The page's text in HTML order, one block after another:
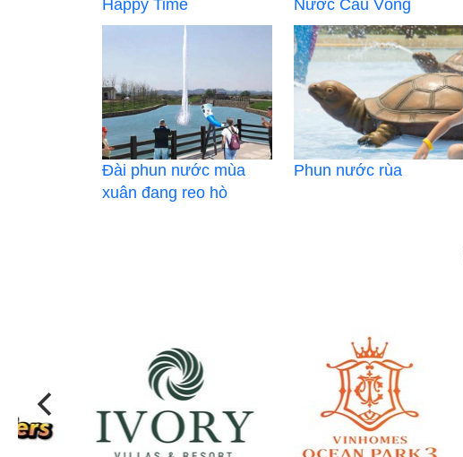
Happy Time Nước Cầu Vồng
Đài phun nước mùa
xuân đang reo hò
Phun nước rùa